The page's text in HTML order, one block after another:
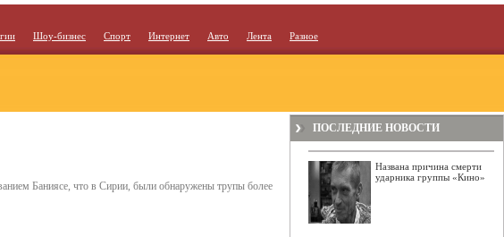
Шоу-бизнес Спорт Интернет Авто Лента Разное
Баниясе, что в Сирии, были обнаружены трупы более
ПОСЛЕДНИЕ НОВОСТИ
Названа причина смерти
ударника группы «Кино»